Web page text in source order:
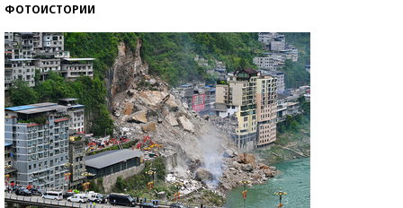
ФОТОИСТОРИИ